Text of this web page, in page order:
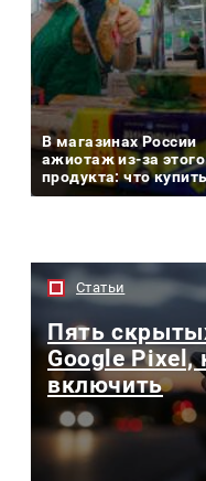
В магазинах России
ажиотаж из-за этого
продукта: что
Статьи
Пять
Google Pixel,
включить